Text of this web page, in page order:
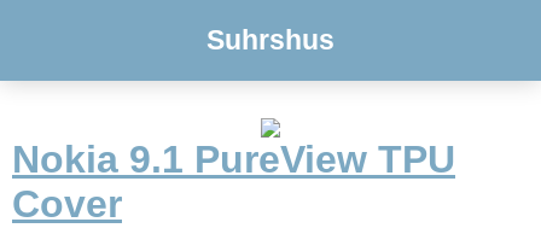
Suhrshus
Nokia 9.1 PureView TPU
Cover